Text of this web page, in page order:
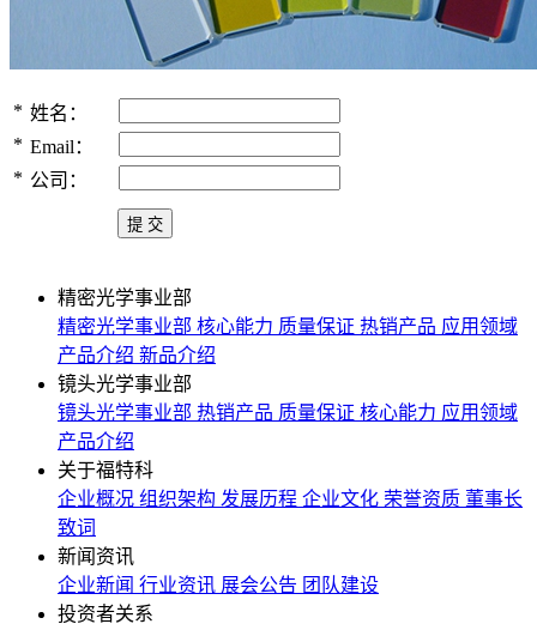
* 姓名：
* Email：
* 公司：
精密光学事业部
精密光学事业部 核心能力 质量保证 热销产品 应用领域
产品介绍 新品介绍
镜头光学事业部
镜头光学事业部 热销产品 质量保证 核心能力 应用领域
产品介绍
关于福特科
企业概况 组织架构 发展历程 企业文化 荣誉资质 董事长
致词
新闻资讯
企业新闻 行业资讯 展会公告 团队建设
投资者关系